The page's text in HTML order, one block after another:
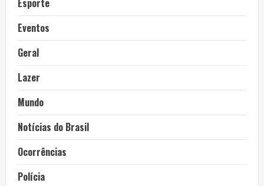
Esporte
Eventos
Geral
Lazer
Mundo
Notícias do Brasil
Ocorrências
Polícia